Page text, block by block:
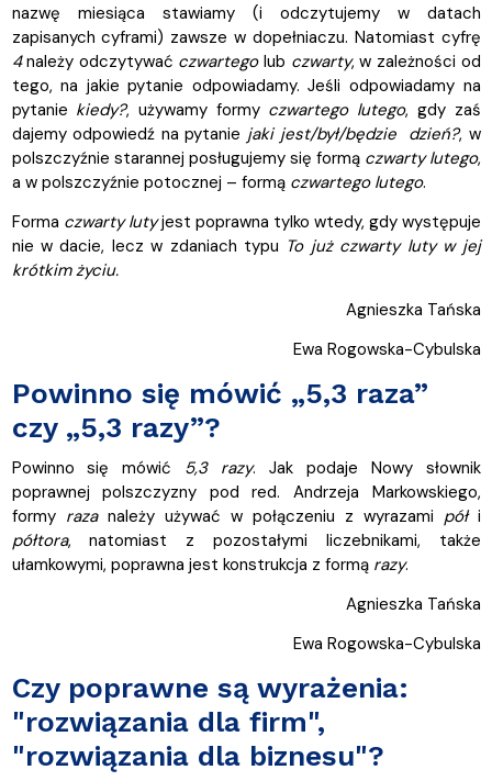
nazwę miesiąca stawiamy (i odczytujemy w datach
zapisanych cyframi) zawsze w dopełniaczu. Natomiast cyfrę
4należy odczytywać czwartegolub czwarty, w zależności od
tego, na jakie pytanie odpowiadamy. Jeśli odpowiadamy na
pytanie kiedy?, używamy formy czwartego lutego, gdy zaś
dajemy odpowiedź na pytanie jaki jest/był/będzie dzień?, w
polszczyźnie starannej posługujemy się formą czwarty lutego,
a w polszczyźnie potocznej – formą czwartego lutego.
Forma czwarty lutyjest poprawna tylko wtedy, gdy występuje
nie w dacie, lecz w zdaniach typu To już czwarty luty w jej
krótkim życiu.
Agnieszka Tańska
Ewa Rogowska-Cybulska
Powinno się mówić „5,3 raza”
czy „5,3 razy”?
Powinno się mówić 5,3 razy. Jak podaje Nowy słownik
poprawnej polszczyzny pod red. Andrzeja Markowskiego,
formy razanależy używać w połączeniu z wyrazami półi
półtora, natomiast z pozostałymi liczebnikami, także
ułamkowymi, poprawna jest konstrukcja z formą razy.
Agnieszka Tańska
Ewa Rogowska-Cybulska
Czy poprawne są wyrażenia:
"rozwiązania dla firm",
"rozwiązania dla biznesu"?